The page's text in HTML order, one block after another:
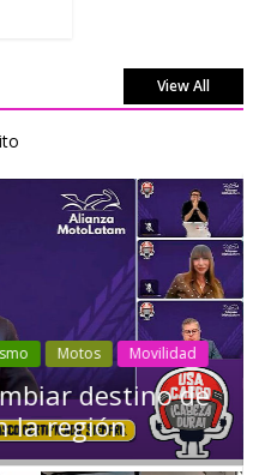
View All
Varios
mantienen a